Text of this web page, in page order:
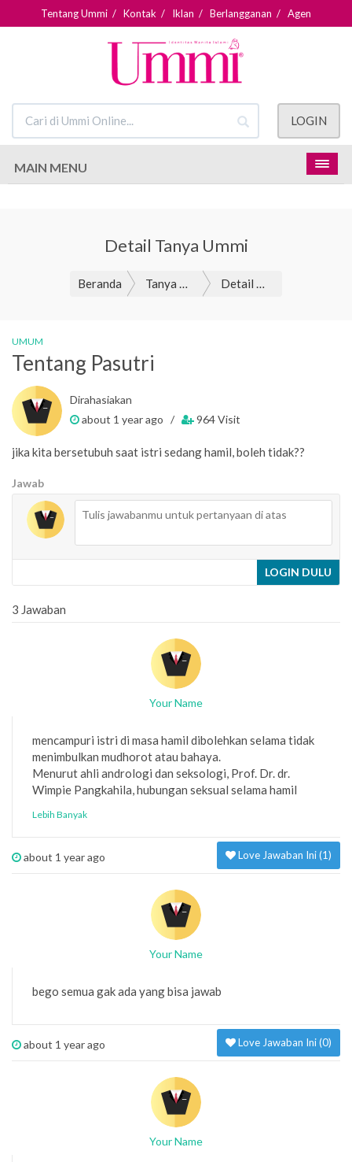
Tentang Ummi / Kontak / Iklan / Berlangganan / Agen
LOGIN
MAIN MENU
Detail Tanya Ummi
Beranda Tanya Ummi Detail Tanya Ummi
UMUM
Tentang Pasutri
Dirahasiakan
about 1 year ago /
964 Visit
jika kita bersetubuh saat istri sedang hamil, boleh tidak??
Jawab
LOGIN DULU
3 Jawaban
Your Name
mencampuri istri di masa hamil dibolehkan selama tidak
menimbulkan mudhorot atau bahaya.
Menurut ahli andrologi dan seksologi, Prof. Dr. dr.
Wimpie Pangkahila, hubungan seksual selama hamil
kehamilan, sebaiknya frekuensi hubungan seksual tak
dilakukan sesering seperti biasanya,” ujar peneliti di
bidang reproduksi dan seksualitas manusia ini.
Pasalnya, jika hubungan seksual dipaksakan pada masa
tiga bulan pertama usia kehamilan, dikhawatirkan bisa
terjadi keguguran spontan.
Selain tiga bulan pertama kehamilan, pasangan
sebaiknya juga lebih berhati-hati dalam melakukan
hubungan seksual pada saat tiga bulan menjelang waktu
terjadi kelahiran dini.1
Lebih Banyak
Love Jawaban Ini (1)
about 1 year ago
Your Name
bego semua gak ada yang bisa jawab
Love Jawaban Ini (0)
about 1 year ago
Your Name